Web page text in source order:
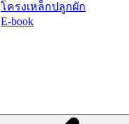
โครงเหล็กปลูกผัก
E-book